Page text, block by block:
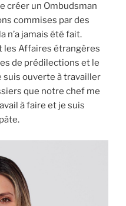
créer un Ombudsman
commises par des
n’a jamais été fait.
les Affaires étrangères
de prédilections et le
suis ouverte à travailler
que notre chef me
à faire et je suis